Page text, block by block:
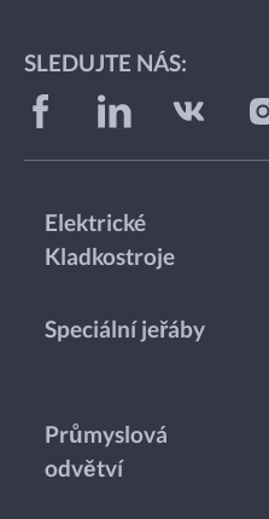
SLEDUJTE NÁS:
Elektrické
Kladkostroje
Speciální jeřáby
Průmyslová
odvětví